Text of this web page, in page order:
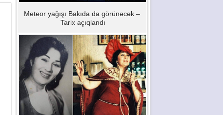
Meteor yağışı Bakıda da görünəcək –
Tarix açıqlandı